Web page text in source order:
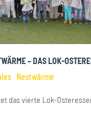
– DAS LOK-
Nestwärme
das vierte Lok-